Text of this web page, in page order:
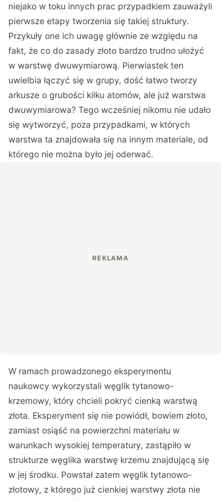
niejako w toku innych prac przypadkiem zauważyli
pierwsze etapy tworzenia się takiej struktury.
Przykuły one ich uwagę głównie ze względu na
fakt, że co do zasady złoto bardzo trudno ułożyć
w warstwę dwuwymiarową. Pierwiastek ten
uwielbia łączyć się w grupy, dość łatwo tworzy
arkusze o grubości kilku atomów, ale już warstwa
dwuwymiarowa? Tego wcześniej nikomu nie udało
się wytworzyć, poza przypadkami, w których
warstwa ta znajdowała się na innym materiale, od
którego nie można było jej oderwać.
W ramach prowadzonego eksperymentu
naukowcy wykorzystali węglik tytanowo-
krzemowy, który chcieli pokryć cienką warstwą
złota. Eksperyment się nie powiódł, bowiem złoto,
zamiast osiąść na powierzchni materiału w
warunkach wysokiej temperatury, zastąpiło w
strukturze węglika warstwę krzemu znajdującą się
w jej środku. Powstał zatem węglik tytanowo-
złotowy, z którego już cienkiej warstwy złota nie